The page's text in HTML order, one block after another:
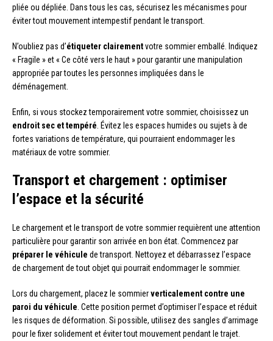
pliée ou dépliée. Dans tous les cas, sécurisez les mécanismes pour
éviter tout mouvement intempestif pendant le transport.
N’oubliez pas d’étiqueter clairementvotre sommier emballé. Indiquez
« Fragile » et « Ce côté vers le haut » pour garantir une manipulation
appropriée par toutes les personnes impliquées dans le
déménagement.
Enfin, si vous stockez temporairement votre sommier, choisissez un
endroit sec et tempéré . Évitez les espaces humides ou sujets à de
fortes variations de température, qui pourraient endommager les
matériaux de votre sommier.
Transport et chargement : optimiser
l’espace et la sécurité
Le chargement et le transport de votre sommier requièrent une attention
particulière pour garantir son arrivée en bon état. Commencez par
préparer le véhicule de transport. Nettoyez et débarrassez l’espace
de chargement de tout objet qui pourrait endommager le sommier.
Lors du chargement, placez le sommierverticalement contre une
paroi du véhicule . Cette position permet d’optimiser l’espace et réduit
les risques de déformation. Si possible, utilisez des sangles d’arrimage
pour le fixer solidement et éviter tout mouvement pendant le trajet.